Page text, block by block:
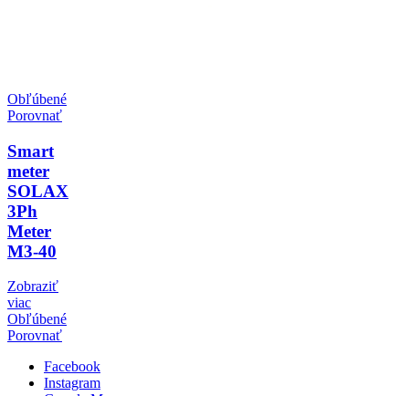
Obľúbené
Porovnať
Smart
meter
SOLAX
3Ph
Meter
M3-40
Zobraziť
viac
Obľúbené
Porovnať
Facebook
Instagram